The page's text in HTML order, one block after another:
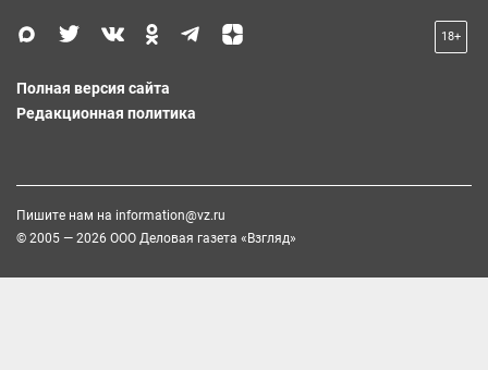
18+
Полная версия сайта
Редакционная политика
Пишите нам на information@vz.ru
© 2005 — 2026 ООО Деловая газета «Взгляд»